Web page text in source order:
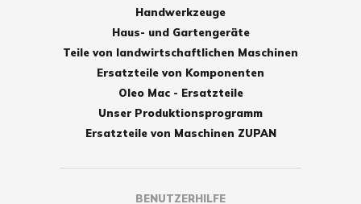
Handwerkzeuge
Haus- und Gartengeräte
Teile von landwirtschaftlichen Maschinen
Ersatzteile von Komponenten
Oleo Mac - Ersatzteile
Unser Produktionsprogramm
Ersatzteile von Maschinen ZUPAN
BENUTZERHILFE